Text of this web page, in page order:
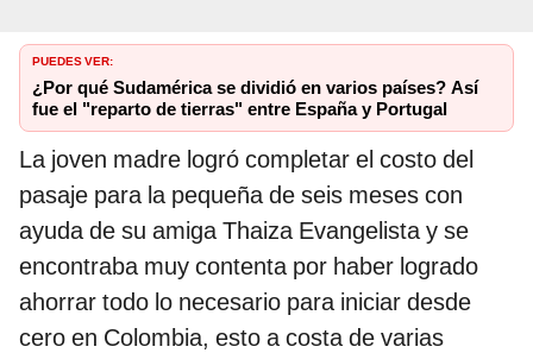
PUEDES VER:
¿Por qué Sudamérica se dividió en varios países? Así
fue el "reparto de tierras" entre España y Portugal
La joven madre logró completar el costo del
pasaje para la pequeña de seis meses con
ayuda de su amiga Thaiza Evangelista y se
encontraba muy contenta por haber logrado
ahorrar todo lo necesario para iniciar desde
cero en Colombia, esto a costa de varias